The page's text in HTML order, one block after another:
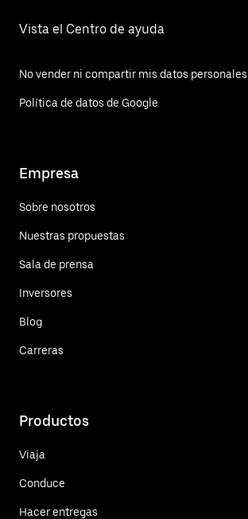
Vista el Centro de ayuda
No vender ni compartir mis datos personales
Política de datos de Google
Empresa
Sobre nosotros
Nuestras propuestas
Sala de prensa
Inversores
Blog
Carreras
Productos
Viaja
Conduce
Hacer entregas